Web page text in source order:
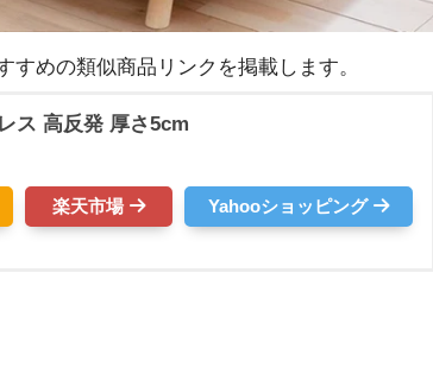
めの類似商品リンクを掲載します。
ス 高反発 厚さ5cm
楽天市場 Yahooショッピング